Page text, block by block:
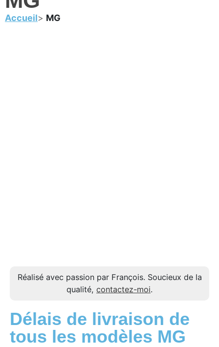
Accueil MG
Réalisé avec passion par François. Soucieux de la
qualité, contactez-moi.
Délais de livraison de
tous les modèles MG